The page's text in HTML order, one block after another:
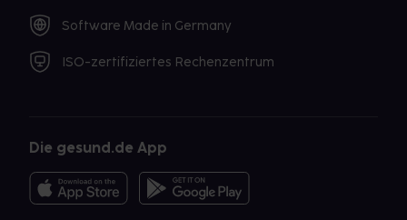
Software Made in Germany
ISO-zertifiziertes Rechenzentrum
Die gesund.de App